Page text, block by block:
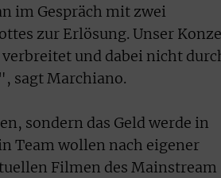
im Gespräch mit zwei
zur Erlösung. Unser
und dabei nicht
sagt Marchiano.
sondern das Geld werde in
Team wollen nach eigener
Filmen des Mainstream